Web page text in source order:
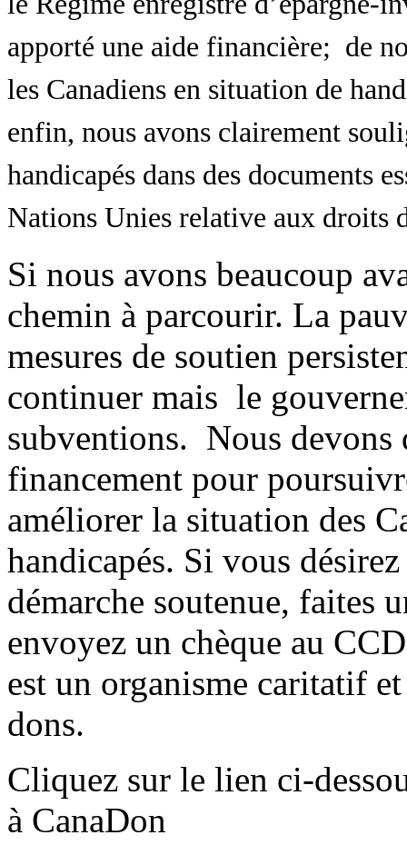
apporté une aide financière; de
les Canadiens en situation de
enfin, nous avons clairement
handicapés dans des documents
Nations Unies relative aux droits
Si nous avons beaucoup
chemin à parcourir. La
mesures de soutien
continuer mais le
subventions. Nous devons
financement pour
améliorer la situation des
handicapés. Si vous
démarche soutenue, faites
envoyez un chèque au
est un organisme caritatif
dons.
Cliquez sur le lien ci-
à CanaDon